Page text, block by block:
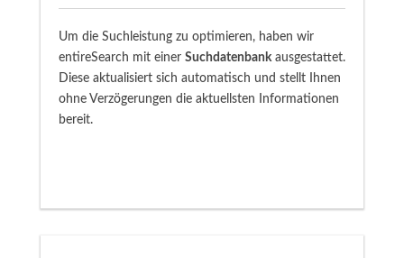
Um die Suchleistung zu optimieren, haben wir
entireSearch mit einer Suchdatenbankausgestattet.
Diese aktualisiert sich automatisch und stellt Ihnen
ohne Verzögerungen die aktuellsten Informationen
bereit.